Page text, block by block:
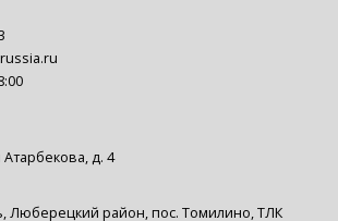
Атарбекова, д. 4
Люберецкий район, пос. Томилино, ТЛК